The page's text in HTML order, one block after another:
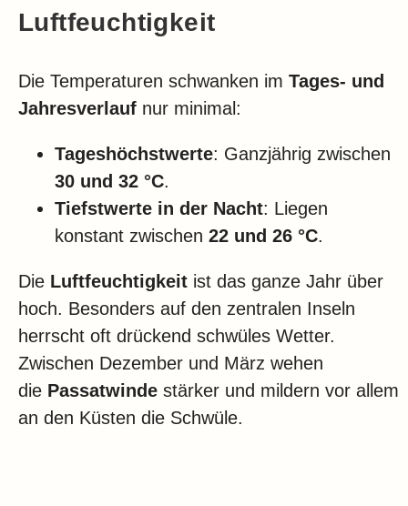
Luftfeuchtigkeit
Die Temperaturen schwanken im Tages- und
Jahresverlauf nur minimal:
Tageshöchstwerte: Ganzjährig zwischen
30 und 32 °C.
Tiefstwerte in der Nacht: Liegen
konstant zwischen 22 und 26 °C.
Die Luftfeuchtigkeit ist das ganze Jahr über
hoch. Besonders auf den zentralen Inseln
herrscht oft drückend schwüles Wetter.
Zwischen Dezember und März wehen
die Passatwinde stärker und mildern vor allem
an den Küsten die Schwüle.